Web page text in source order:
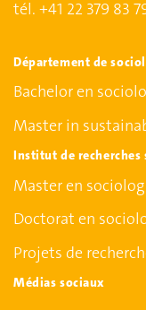
tél. +41 22 379 83
Département de
Bachelor en
Master in
Institut de recherches
Master en
Doctorat en
Projets de
Médias sociaux